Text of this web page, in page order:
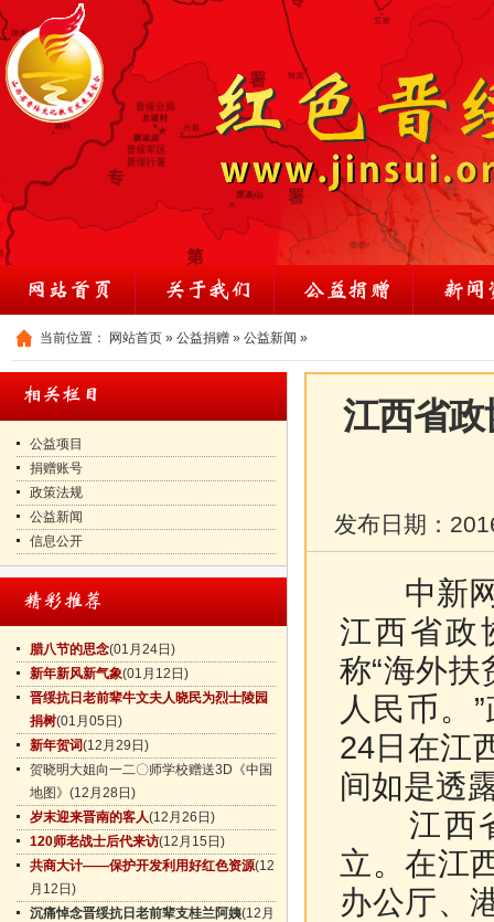
当前位置： 网站首页 » 公益捐赠 » 公益新闻 »
公益项目
捐赠账号
政策法规
公益新闻
信息公开
腊八节的思念(01月24日)
新年新风新气象(01月12日)
晋绥抗日老前辈牛文夫人晓民为烈士陵园
捐树(01月05日)
新年贺词(12月29日)
贺晓明大姐向一二〇师学校赠送3D《中国
地图》 (12月28日)
岁末迎来晋南的客人(12月26日)
120师老战士后代来访(12月15日)
共商大计——保护开发利用好红色资源(12
月12日)
沉痛悼念晋绥抗日老前辈支桂兰阿姨(12月
江西省政
发布日期：
中新网
江西省政
称“海外
人民币。
24日在江
间如是透
江西省
立。在江
办公厅、